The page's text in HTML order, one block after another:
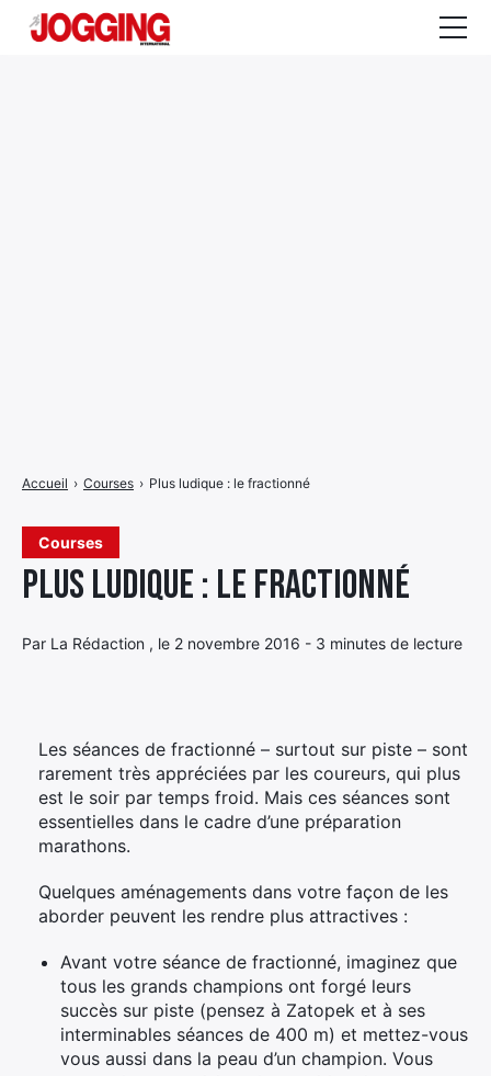
Courses
Plus ludique : le fractionné
Par La Rédaction , le 2 novembre 2016 - 3 minutes de lecture
Accueil › Courses › Plus ludique : le fractionné
Les séances de fractionné – surtout sur piste – sont
rarement très appréciées par les coureurs, qui plus
est le soir par temps froid. Mais ces séances sont
essentielles dans le cadre d’une préparation
marathons.
Quelques aménagements dans votre façon de les
aborder peuvent les rendre plus attractives :
Avant votre séance de fractionné, imaginez que
tous les grands champions ont forgé leurs
succès sur piste (pensez à Zatopek et à ses
interminables séances de 400 m) et mettez-vous
vous aussi dans la peau d’un champion. Vous
menude
menu
de
menu